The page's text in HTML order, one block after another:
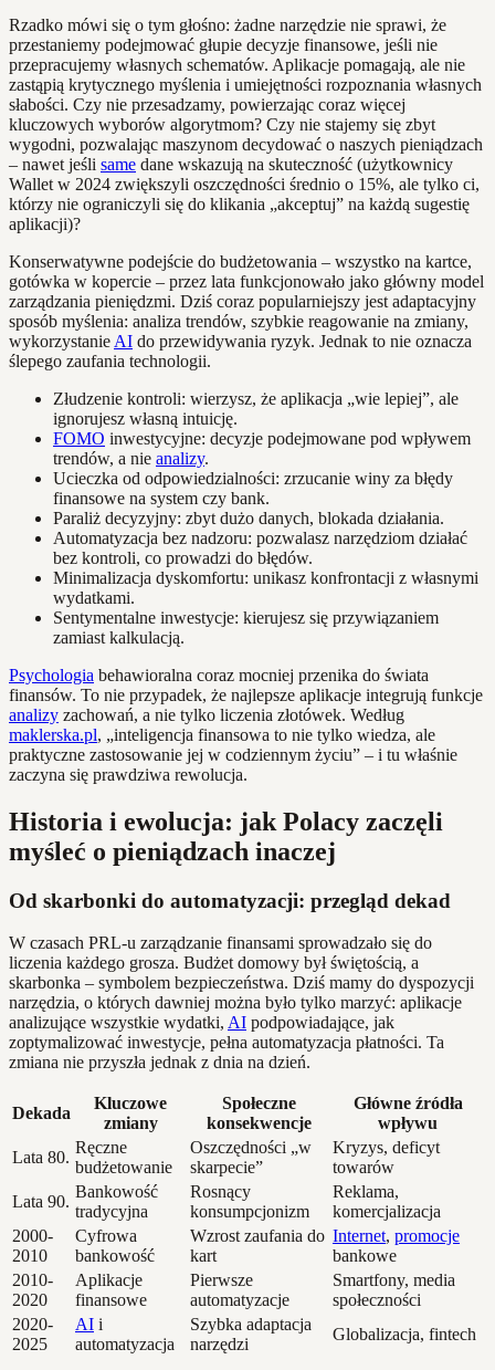
Rzadko mówi się o tym głośno: żadne narzędzie nie sprawi, że
przestaniemy podejmować głupie decyzje finansowe, jeśli nie
przepracujemy własnych schematów. Aplikacje pomagają, ale nie
zastąpią krytycznego myślenia i umiejętności rozpoznania własnych
słabości. Czy nie przesadzamy, powierzając coraz więcej
kluczowych wyborów algorytmom? Czy nie stajemy się zbyt
wygodni, pozwalając maszynom decydować o naszych pieniądzach
– nawet jeśli same dane wskazują na skuteczność (użytkownicy
Wallet w 2024 zwiększyli oszczędności średnio o 15%, ale tylko ci,
którzy nie ograniczyli się do klikania „akceptuj” na każdą sugestię
aplikacji)?
Konserwatywne podejście do budżetowania – wszystko na kartce,
gotówka w kopercie – przez lata funkcjonowało jako główny model
zarządzania pieniędzmi. Dziś coraz popularniejszy jest adaptacyjny
sposób myślenia: analiza trendów, szybkie reagowanie na zmiany,
wykorzystanie AI do przewidywania ryzyk. Jednak to nie oznacza
ślepego zaufania technologii.
Złudzenie kontroli: wierzysz, że aplikacja „wie lepiej”, ale
ignorujesz własną intuicję.
FOMO inwestycyjne: decyzje podejmowane pod wpływem
trendów, a nie analizy.
Ucieczka od odpowiedzialności: zrzucanie winy za błędy
finansowe na system czy bank.
Paraliż decyzyjny: zbyt dużo danych, blokada działania.
Automatyzacja bez nadzoru: pozwalasz narzędziom działać
bez kontroli, co prowadzi do błędów.
Minimalizacja dyskomfortu: unikasz konfrontacji z własnymi
wydatkami.
Sentymentalne inwestycje: kierujesz się przywiązaniem
zamiast kalkulacją.
Psychologia behawioralna coraz mocniej przenika do świata
finansów. To nie przypadek, że najlepsze aplikacje integrują funkcje
analizy zachowań, a nie tylko liczenia złotówek. Według
maklerska.pl, „inteligencja finansowa to nie tylko wiedza, ale
praktyczne zastosowanie jej w codziennym życiu” – i tu właśnie
zaczyna się prawdziwa rewolucja.
Historia i ewolucja: jak Polacy zaczęli
myśleć o pieniądzach inaczej
Od skarbonki do automatyzacji: przegląd dekad
W czasach PRL-u zarządzanie finansami sprowadzało się do
liczenia każdego grosza. Budżet domowy był świętością, a
skarbonka – symbolem bezpieczeństwa. Dziś mamy do dyspozycji
narzędzia, o których dawniej można było tylko marzyć: aplikacje
analizujące wszystkie wydatki, AI podpowiadające, jak
zoptymalizować inwestycje, pełna automatyzacja płatności. Ta
zmiana nie przyszła jednak z dnia na dzień.
Dekada
Kluczowe
zmiany
Społeczne
konsekwencje
Główne źródła
wpływu
Lata 80.
Ręczne
budżetowanie
Oszczędności „w
skarpecie”
Kryzys, deficyt
towarów
Lata 90.
Bankowość
tradycyjna
Rosnący
konsumpcjonizm
Reklama,
komercjalizacja
2000-
2010
Cyfrowa
bankowość
Wzrost zaufania do
kart
Internet, promocje
bankowe
2010-
2020
Aplikacje
finansowe
Pierwsze
automatyzacje
Smartfony, media
społeczności
2020-
2025
AI i
automatyzacja
Szybka adaptacja
narzędzi
Globalizacja, fintech